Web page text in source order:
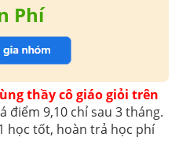
Phí
thầy cô giáo giỏi trên
điểm 9,10 chỉ sau 3 tháng.
học tốt, hoàn trả học phí